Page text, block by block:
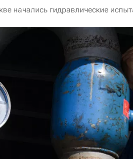
начались гидравлические